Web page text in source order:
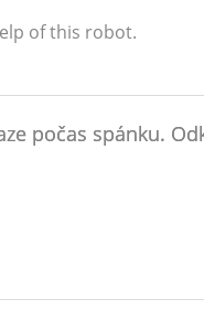
of this robot.
počas spánku.